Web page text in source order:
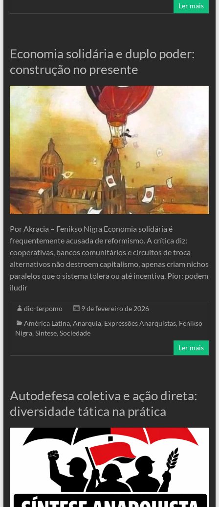
Ler mais
Economia solidária e duplo poder:
construção no presente
Por Akracia – Fenikso Nigra Economia solidária é
frequentemente acusada de reformismo. A crítica diz:
cooperativas, bancos comunitários e circuitos de troca
alternativos não destroem capitalismo, apenas criam nichos
paralelos que o sistema tolera ou até incentiva. Pior: podem
iludir
dio-terpomo
9 de fevereiro de 2026
América Latina, Anarquia, Expressões Anarquistas, Fenikso
Nigra, Síntese, Sociedade
Ler mais
Autodefesa coletiva e ação direta:
diversidade tática na prática